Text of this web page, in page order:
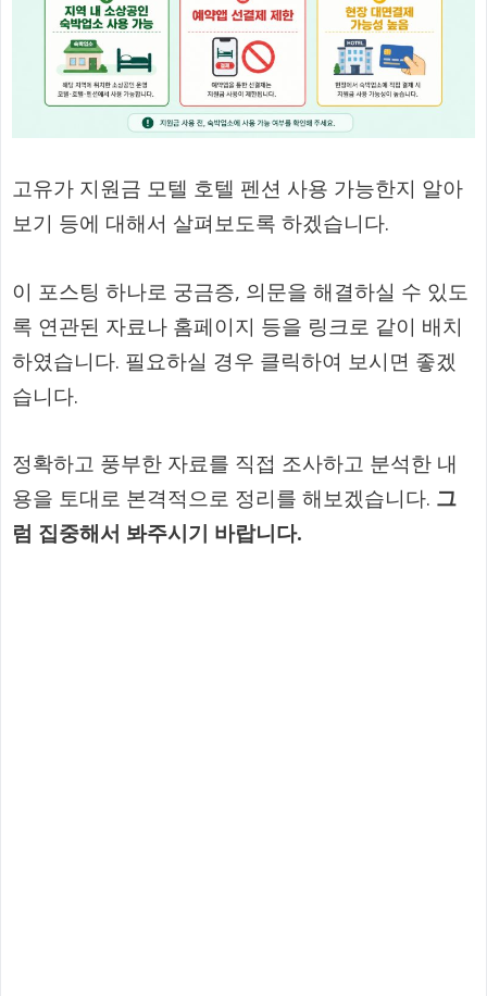
고유가 지원금 모텔 호텔 펜션 사용 가능한지 알아
보기 등에 대해서 살펴보도록 하겠습니다.
이 포스팅 하나로 궁금증, 의문을 해결하실 수 있도
록 연관된 자료나 홈페이지 등을 링크로 같이 배치
하였습니다. 필요하실 경우 클릭하여 보시면 좋겠
습니다.
정확하고 풍부한 자료를 직접 조사하고 분석한 내
용을 토대로 본격적으로 정리를 해보겠습니다. 그
럼 집중해서 봐주시기 바랍니다.